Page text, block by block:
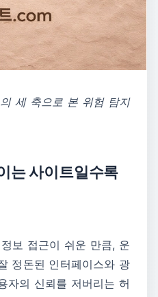
세 축으로 본 위험 탐지
는 사이트일수록
보 접근이 쉬운 만큼, 운
정돈된 인터페이스와 광
자의 신뢰를 저버리는 허